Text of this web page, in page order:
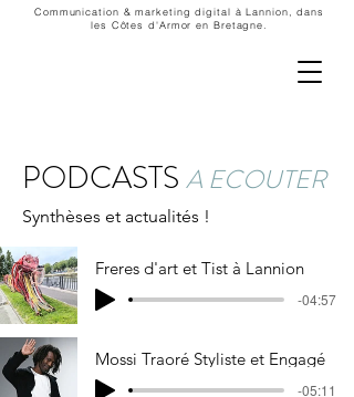
Communication & marketing digital à Lannion, dans
les Côtes d'Armor en Bretagne.
PODCASTS A ECOUTER
Synthèses et actualités !
Freres d'art et Tist à Lannion
-04:57
Mossi Traoré Styliste et Engagé
-05:11